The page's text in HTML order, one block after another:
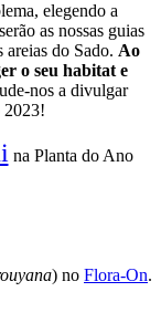
elegendo a
as nossas guias
areias do Sado. Ao
o seu habitat e
nos a divulgar
2023!
na Planta do Ano
) no Flora-On.